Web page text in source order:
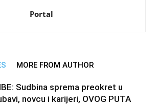
Portal
MORE FROM AUTHOR
Sudbina sprema preokret u
novcu i karijeri, OVOG PUTA